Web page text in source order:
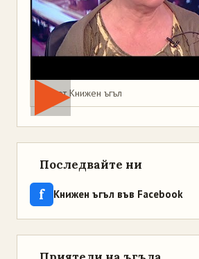
Мая от Книжен ъгъл
Последвайте ни
f Книжен ъгъл във Facebook